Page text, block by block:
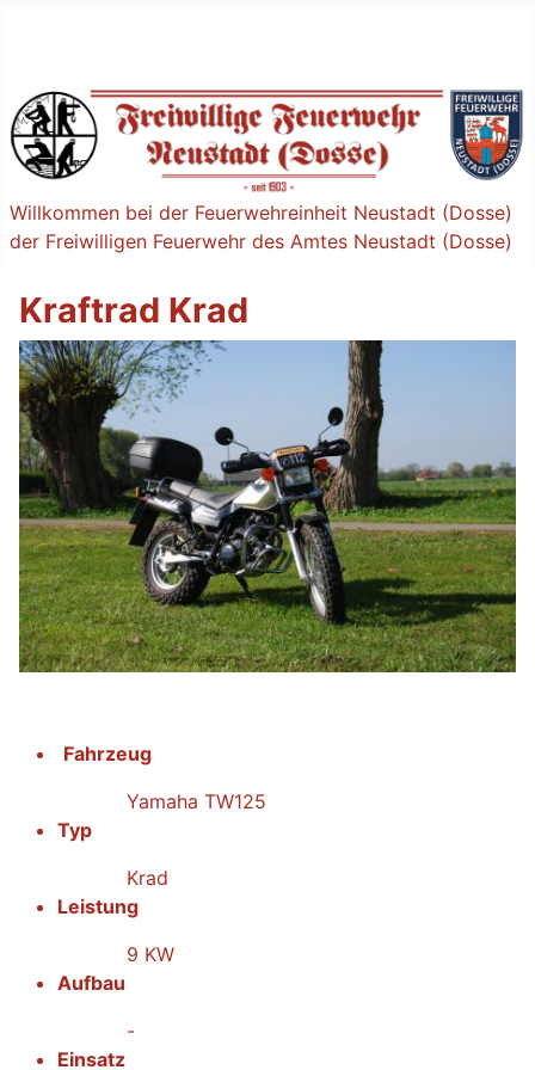
Willkommen bei der Feuerwehreinheit Neustadt (Dosse)
der Freiwilligen Feuerwehr des Amtes Neustadt (Dosse)
Kraftrad Krad
Fahrzeug
Yamaha TW125
Typ
Krad
Leistung
9 KW
Aufbau
-
Einsatz